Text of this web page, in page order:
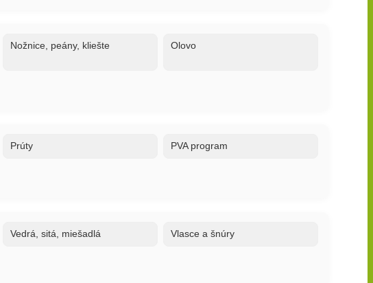
Nožnice, peány, kliešte Olovo
Prúty PVA program
Vedrá, sitá, miešadlá Vlasce a šnúry